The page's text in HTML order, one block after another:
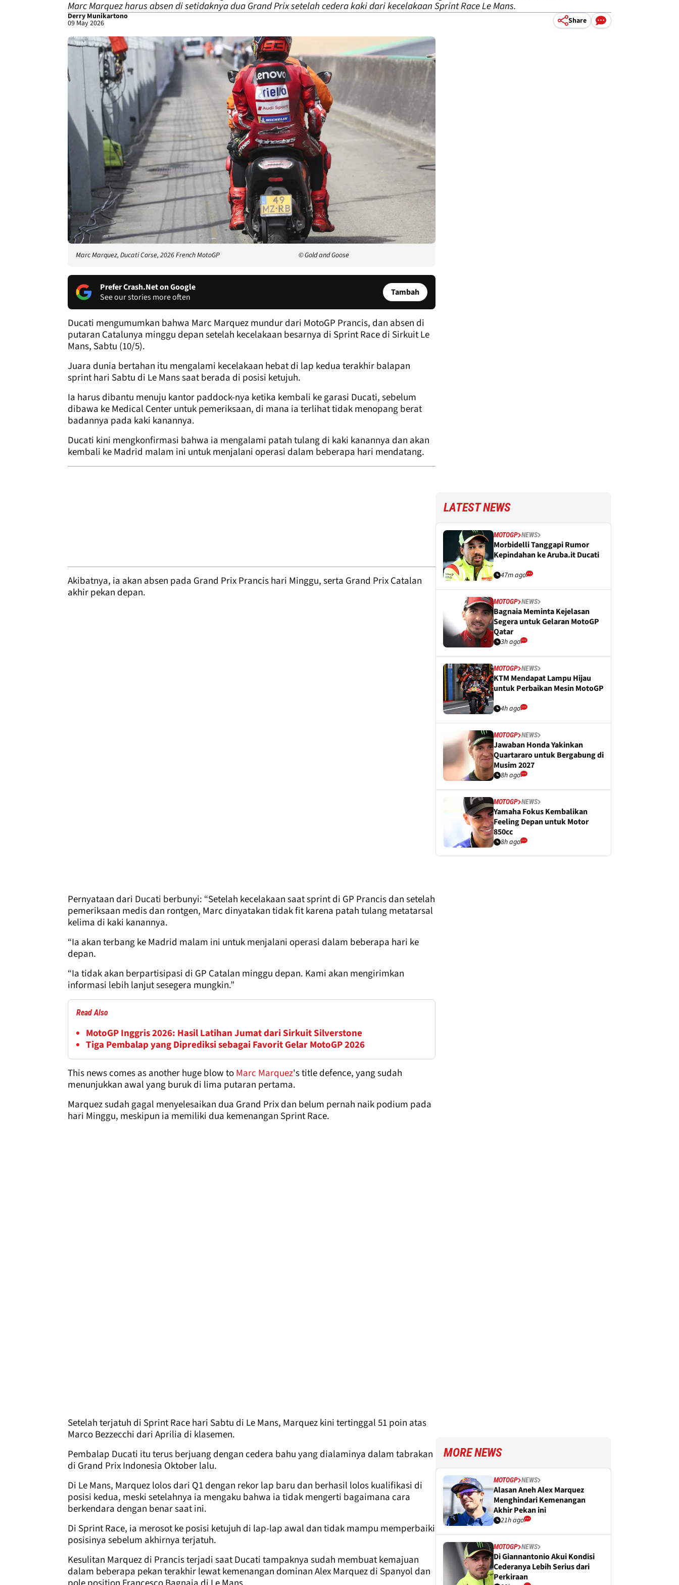
Marc Marquez harus absen di setidaknya dua Grand Prix setelah cedera kaki dari kecelakaan Sprint Race Le Mans.
Derry Munikartono
09 May 2026 Share
Marc Marquez, Ducati Corse, 2026 French MotoGP © Gold and Goose
Prefer Crash.Net on Google
See our stories more often
Tambah
Ducati mengumumkan bahwa Marc Marquez mundur dari MotoGP Prancis, dan absen di
putaran Catalunya minggu depan setelah kecelakaan besarnya di Sprint Race di Sirkuit Le
Mans, Sabtu (10/5).
Juara dunia bertahan itu mengalami kecelakaan hebat di lap kedua terakhir balapan
sprint hari Sabtu di Le Mans saat berada di posisi ketujuh.
Ia harus dibantu menuju kantor paddock-nya ketika kembali ke garasi Ducati, sebelum
dibawa ke Medical Center untuk pemeriksaan, di mana ia terlihat tidak menopang berat
badannya pada kaki kanannya.
Ducati kini mengkonfirmasi bahwa ia mengalami patah tulang di kaki kanannya dan akan
kembali ke Madrid malam ini untuk menjalani operasi dalam beberapa hari mendatang.
Akibatnya, ia akan absen pada Grand Prix Prancis hari Minggu, serta Grand Prix Catalan
akhir pekan depan.
Pernyataan dari Ducati berbunyi: “Setelah kecelakaan saat sprint di GP Prancis dan setelah
pemeriksaan medis dan rontgen, Marc dinyatakan tidak fit karena patah tulang metatarsal
kelima di kaki kanannya.
“Ia akan terbang ke Madrid malam ini untuk menjalani operasi dalam beberapa hari ke
depan.
“Ia tidak akan berpartisipasi di GP Catalan minggu depan. Kami akan mengirimkan
informasi lebih lanjut sesegera mungkin.”
Read Also
MotoGP Inggris 2026: Hasil Latihan Jumat dari Sirkuit Silverstone
Tiga Pembalap yang Diprediksi sebagai Favorit Gelar MotoGP 2026
This news comes as another huge blow toMarc Marquez's title defence, yang sudah
menunjukkan awal yang buruk di lima putaran pertama.
Marquez sudah gagal menyelesaikan dua Grand Prix dan belum pernah naik podium pada
hari Minggu, meskipun ia memiliki dua kemenangan Sprint Race.
Setelah terjatuh di Sprint Race hari Sabtu di Le Mans, Marquez kini tertinggal 51 poin atas
Marco Bezzecchi dari Aprilia di klasemen.
Pembalap Ducati itu terus berjuang dengan cedera bahu yang dialaminya dalam tabrakan
di Grand Prix Indonesia Oktober lalu.
Di Le Mans, Marquez lolos dari Q1 dengan rekor lap baru dan berhasil lolos kualifikasi di
posisi kedua, meski setelahnya ia mengaku bahwa ia tidak mengerti bagaimana cara
berkendara dengan benar saat ini.
Di Sprint Race, ia merosot ke posisi ketujuh di lap-lap awal dan tidak mampu memperbaiki
posisinya sebelum akhirnya terjatuh.
Kesulitan Marquez di Prancis terjadi saat Ducati tampaknya sudah membuat kemajuan
dalam beberapa pekan terakhir lewat kemenangan dominan Alex Marquez di Spanyol dan
LATEST NEWS
MOTOGP NEWS
Morbidelli Tanggapi Rumor
Kepindahan ke Aruba.it Ducati
47m ago
MOTOGP NEWS
Bagnaia Meminta Kejelasan
Segera untuk Gelaran MotoGP
Qatar
3h ago
MOTOGP NEWS
KTM Mendapat Lampu Hijau
untuk Perbaikan Mesin MotoGP
4h ago
MOTOGP NEWS
Jawaban Honda Yakinkan
Quartararo untuk Bergabung di
Musim 2027
8h ago
MOTOGP NEWS
Yamaha Fokus Kembalikan
Feeling Depan untuk Motor
850cc
8h ago
MORE NEWS
MOTOGP NEWS
Alasan Aneh Alex Marquez
Menghindari Kemenangan
Akhir Pekan ini
21h ago
MOTOGP NEWS
Di Giannantonio Akui Kondisi
Cederanya Lebih Serius dari
Perkiraan